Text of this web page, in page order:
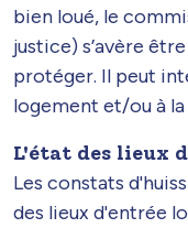
bien loué, le
justice) s’avère
protéger. Il peut
logement et/ou à
L'état des lieux
Les constats
des lieux d'entrée